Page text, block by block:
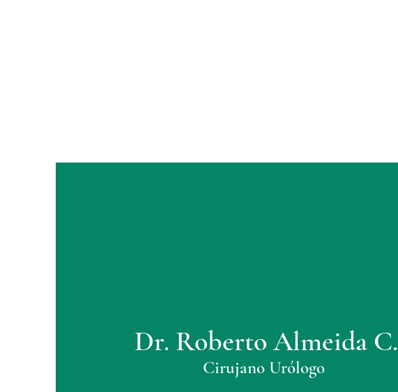
Cirujano Urólogo
Dr. Roberto Almeida C.